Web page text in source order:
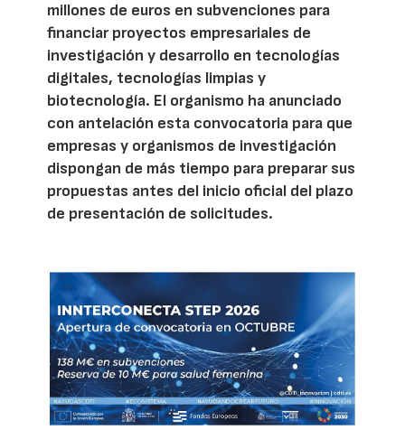
millones de euros en subvenciones para
financiar proyectos empresariales de
investigación y desarrollo en tecnologías
digitales, tecnologías limpias y
biotecnología. El organismo ha anunciado
con antelación esta convocatoria para que
empresas y organismos de investigación
dispongan de más tiempo para preparar sus
propuestas antes del inicio oficial del plazo
de presentación de solicitudes.